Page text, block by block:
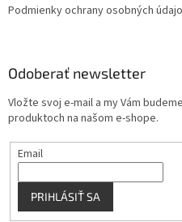
Podmienky ochrany osobných
Odoberať newsletter
Vložte svoj e-mail a my Vám
produktoch na našom e-shope.
Email
PRIHLÁSIŤ SA